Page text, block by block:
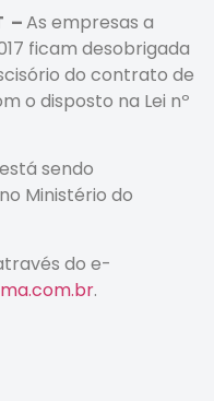
–As empresas a
ficam desobrigada
do contrato de
o disposto na Lei nº
sendo
Ministério do
do e-
.